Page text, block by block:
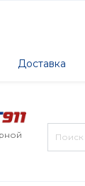
Доставка